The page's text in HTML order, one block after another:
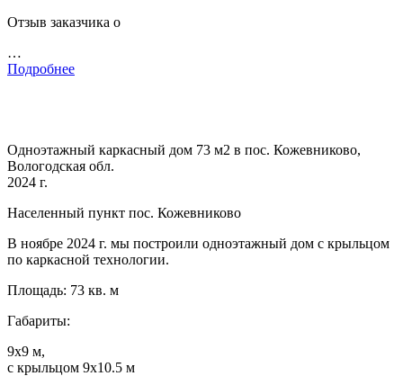
Отзыв заказчика о
…
Подробнее
Одноэтажный каркасный дом 73 м2 в пос. Кожевниково,
Вологодская обл.
2024 г.
Населенный пункт пос. Кожевниково
В ноябре 2024 г. мы построили одноэтажный дом с крыльцом
по каркасной технологии.
Площадь: 73 кв. м
Габариты:
9х9 м,
с крыльцом 9х10.5 м